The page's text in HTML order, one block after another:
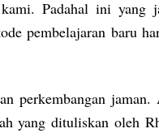
Padahal ini yang
pembelajaran baru
perkembangan
yang dituliskan oleh